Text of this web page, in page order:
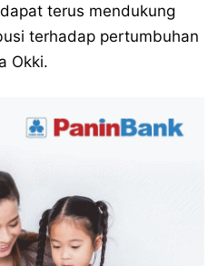
terus mendukung
terhadap pertumbuhan
Okki.